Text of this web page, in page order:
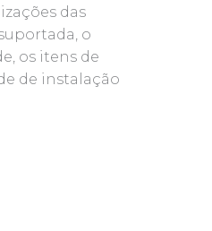
das
o
os itens de
de instalação